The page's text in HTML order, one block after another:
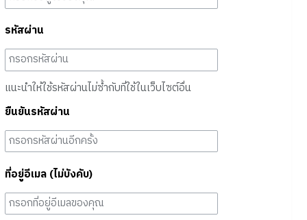
รหัสผ่าน
แนะนำให้ใช้รหัสผ่านไม่ซ้ำกับที่ใช้ในเว็บไซต์อื่น
ยืนยันรหัสผ่าน
ที่อยู่อีเมล (ไม่บังคับ)